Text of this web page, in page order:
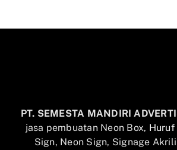
PT. SEMESTA MANDIRI
jasa pembuatan Neon Box,
Sign, Neon Sign, Signage